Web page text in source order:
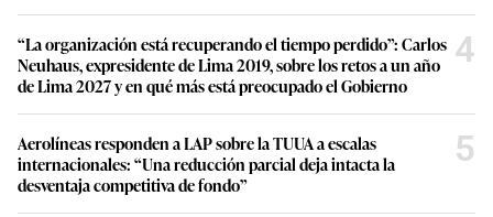
“La organización está recuperando el tiempo perdido”: Carlos
Neuhaus, expresidente de Lima 2019, sobre los retos a un año
de Lima 2027 y en qué más está preocupado el Gobierno
4
Aerolíneas responden a LAP sobre la TUUA a escalas
internacionales: “Una reducción parcial deja intacta la
desventaja competitiva de fondo”
5